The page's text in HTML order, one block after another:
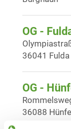
OG -
36041 Fulda
OG -
36088